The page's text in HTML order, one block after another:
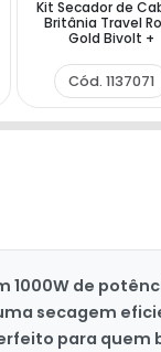
Kit Secador de
Britânia Travel
Gold Bivolt +
Cód. 1137071
1000W de
secagem
para